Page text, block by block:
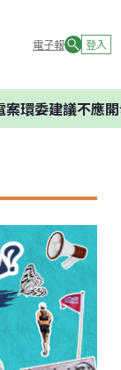
電子報 登入
開發